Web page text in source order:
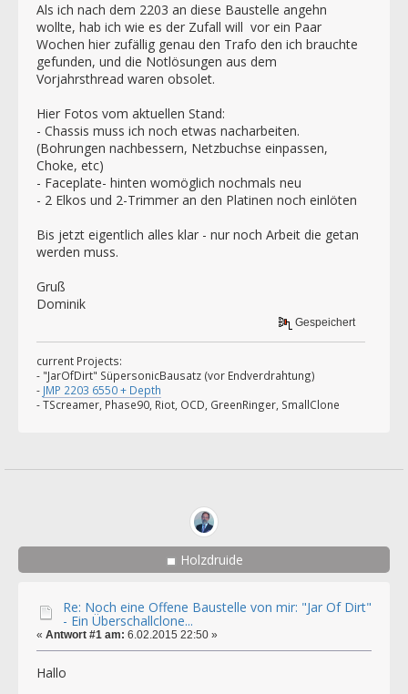
Als ich nach dem 2203 an diese Baustelle angehn
wollte, hab ich wie es der Zufall will vor ein Paar
Wochen hier zufällig genau den Trafo den ich brauchte
gefunden, und die Notlösungen aus dem
Vorjahrsthread waren obsolet.
Hier Fotos vom aktuellen Stand:
- Chassis muss ich noch etwas nacharbeiten.
(Bohrungen nachbessern, Netzbuchse einpassen,
Choke, etc)
- Faceplate- hinten womöglich nochmals neu
- 2 Elkos und 2-Trimmer an den Platinen noch einlöten
Bis jetzt eigentlich alles klar - nur noch Arbeit die getan
werden muss.
Gruß
Dominik
Gespeichert
current Projects:
- "JarOfDirt" SüpersonicBausatz (vor Endverdrahtung)
- JMP 2203 6550 + Depth
- TScreamer, Phase90, Riot, OCD, GreenRinger, SmallClone
Holzdruide
Re: Noch eine Offene Baustelle von mir: "Jar Of Dirt"
- Ein Überschallclone...
« Antwort #1 am: 6.02.2015 22:50 »
Hallo